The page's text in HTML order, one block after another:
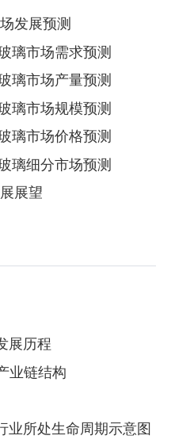
发展预测
璃市场需求预测
璃市场产量预测
璃市场规模预测
璃市场价格预测
璃细分市场预测
展望
展历程
业链结构
业所处生命周期示意图